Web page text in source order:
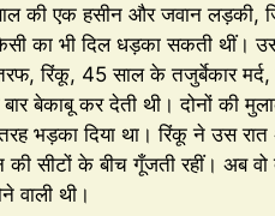
की एक हसीन और जवान
का भी दिल धड़का सकती थीं।
रिंकू, 45 साल के तजुर्बेकार
बेकाबू कर देती थी। दोनों की
भड़का दिया था। रिंकू ने उस रात
की सीटों के बीच गूँजती रहीं। अब
वाली थी।